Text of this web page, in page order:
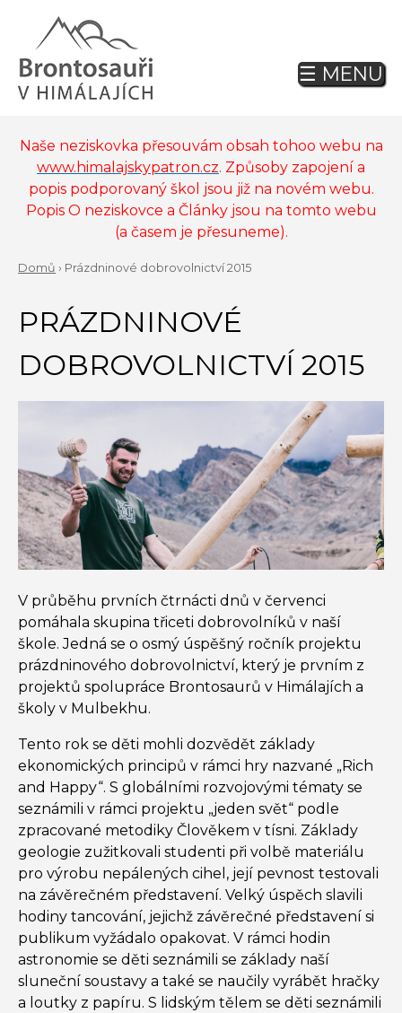
navigation
Naše neziskovka přesouvám obsah tohoo webu na
www.himalajskypatron.cz. Způsoby zapojení a
popis podporovaný škol jsou již na novém webu.
Popis O neziskovce a Články jsou na tomto webu
(a časem je přesuneme).
ARE
HERE
Domů › Prázdninové dobrovolnictví 2015
to
top
PRÁZDNINOVÉ
DOBROVOLNICTVÍ 2015
V průběhu prvních čtrnácti dnů v červenci
pomáhala skupina třiceti dobrovolníků v naší
škole. Jedná se o osmý úspěšný ročník projektu
prázdninového dobrovolnictví, který je prvním z
projektů spolupráce Brontosaurů v Himálajích a
školy v Mulbekhu.
Tento rok se děti mohli dozvědět základy
ekonomických principů v rámci hry nazvané „Rich
and Happy“. S globálními rozvojovými tématy se
seznámili v rámci projektu „jeden svět“ podle
zpracované metodiky Člověkem v tísni. Základy
geologie zužitkovali studenti při volbě materiálu
pro výrobu nepálených cihel, její pevnost testovali
na závěrečném představení. Velký úspěch slavili
hodiny tancování, jejichž závěrečné představení si
publikum vyžádalo opakovat. V rámci hodin
astronomie se děti seznámili se základy naší
sluneční soustavy a také se naučily vyrábět hračky
a loutky z papíru. S lidským tělem se děti seznámili
Back
to
☰ MENU